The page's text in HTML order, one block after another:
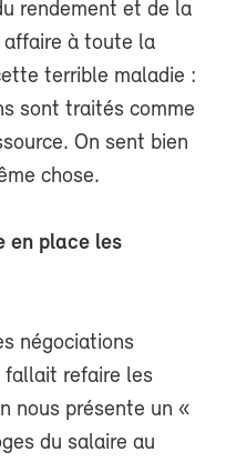
rendement et de la
affaire à toute la
terrible maladie :
sont traités comme
On sent bien
chose.
en place les
négociations
fallait refaire les
nous présente un «
du salaire au